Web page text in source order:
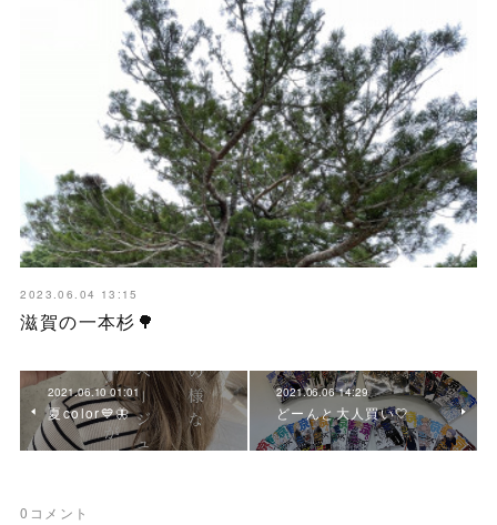
2023.06.04 13:15
滋賀の一本杉🌳
2021.06.10 01:01
夏color💙🦋
2021.06.06 14:29
どーんと大人買い🤍
0 コメント